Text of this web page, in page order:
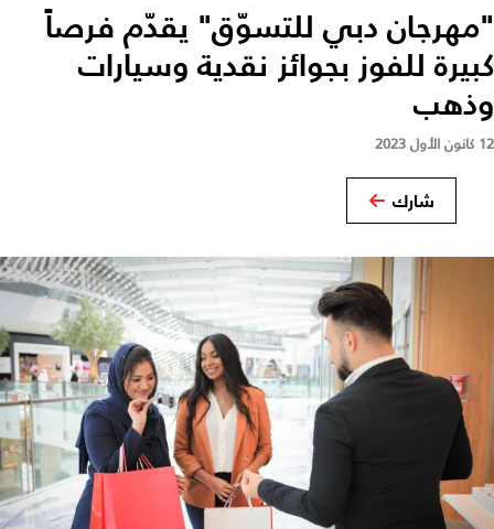
"مهرجان دبي للتسوّق" يقدّم فرصاً
كبيرة للفوز بجوائز نقدية وسيارات
وذهب
12 كانون الأول 2023
شارك